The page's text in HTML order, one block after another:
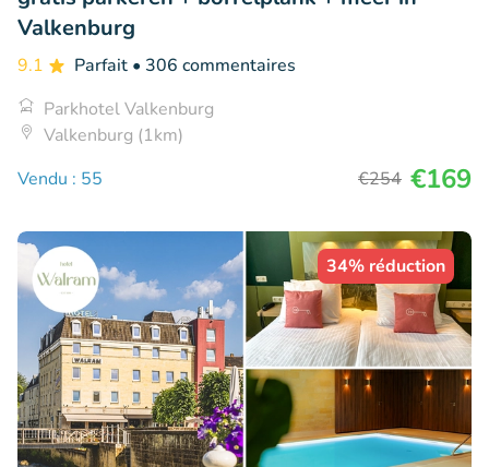
Valkenburg
9.1 Parfait • 306 commentaires
Parkhotel Valkenburg
Valkenburg (1km)
Vendu : 55
€254 €169
34% réduction